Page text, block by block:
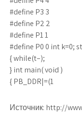
#define P3 3
#define P2 2
#define P1 1
#define P0 0 int k=0;
{ while(t–);
} int main( void )
{ PB_DDR|=(1
Источник: http://